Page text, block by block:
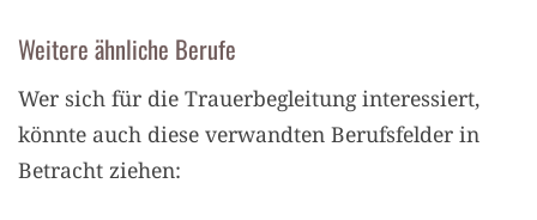
Weitere ähnliche Berufe
Wer sich für die Trauerbegleitung interessiert,
könnte auch diese verwandten Berufsfelder in
Betracht ziehen: